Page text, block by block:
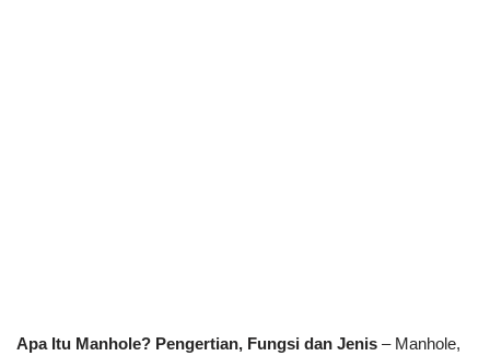
Apa Itu Manhole? Pengertian, Fungsi dan Jenis – Manhole,